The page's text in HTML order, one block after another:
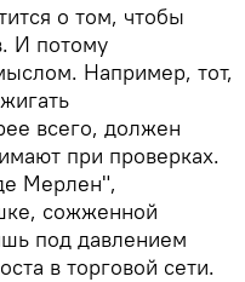
о том, чтобы
И потому
Например, тот,
всего, должен
при проверках.
Мерлен",
сожженной
под давлением
в торговой сети.